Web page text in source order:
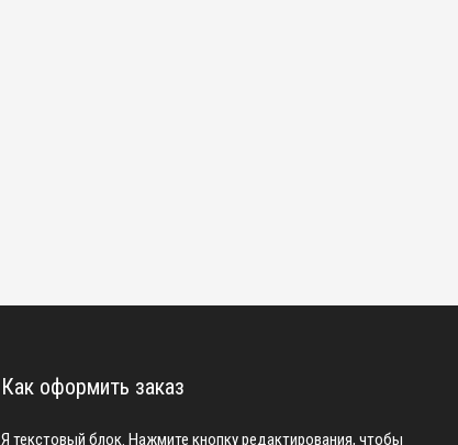
Как оформить заказ
Я текстовый блок. Нажмите кнопку редактирования, чтобы